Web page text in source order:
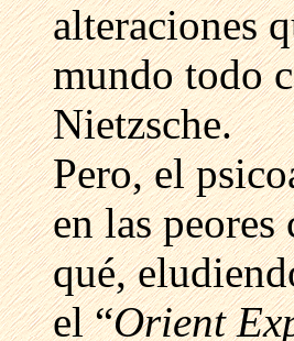
alteraciones
mundo todo
Nietzsche.
Pero, el
en las
qué,
el “Orient